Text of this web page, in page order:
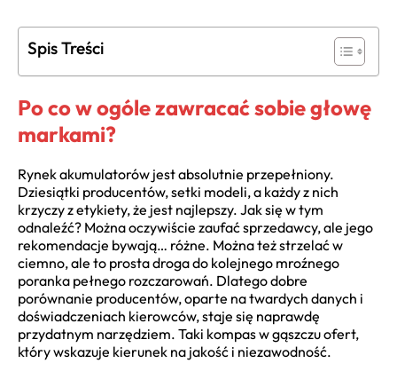
Spis Treści
Po co w ogóle zawracać sobie głowę
markami?
Rynek akumulatorów jest absolutnie przepełniony.
Dziesiątki producentów, setki modeli, a każdy z nich
krzyczy z etykiety, że jest najlepszy. Jak się w tym
odnaleźć? Można oczywiście zaufać sprzedawcy, ale jego
rekomendacje bywają… różne. Można też strzelać w
ciemno, ale to prosta droga do kolejnego mroźnego
poranka pełnego rozczarowań. Dlatego dobre
porównanie producentów, oparte na twardych danych i
doświadczeniach kierowców, staje się naprawdę
przydatnym narzędziem. Taki kompas w gąszczu ofert,
który wskazuje kierunek na jakość i niezawodność.